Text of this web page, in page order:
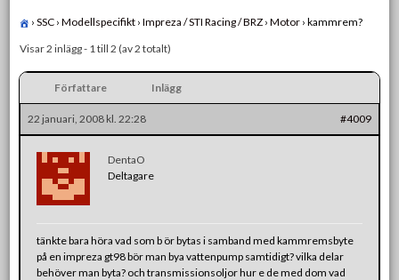
› SSC › Modellspecifikt › Impreza / STI Racing / BRZ › Motor › kammrem?
Visar 2 inlägg - 1 till 2 (av 2 totalt)
Författare Inlägg
22 januari, 2008 kl. 22:28 #4009
DentaO
Deltagare
tänkte bara höra vad som b ör bytas i samband med kammremsbyte
på en impreza gt98 bör man bya vattenpump samtidigt? vilka delar
behöver man byta? och transmissionsoljor hur e de med dom vad